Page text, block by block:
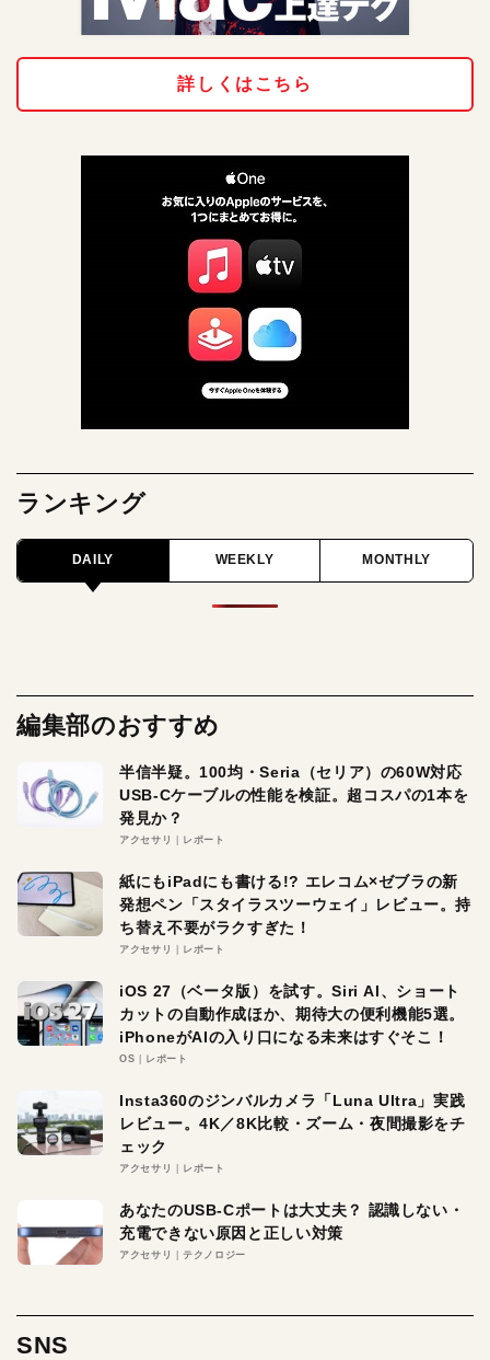
詳しくはこちら
ランキング
DAILY WEEKLY MONTHLY
編集部のおすすめ
半信半疑。100均・Seria（セリア）の60W対応
USB-Cケーブルの性能を検証。超コスパの1本を
発見か？
アクセサリ レポート
紙にもiPadにも書ける!? エレコム×ゼブラの新
発想ペン「スタイラスツーウェイ」レビュー。持
ち替え不要がラクすぎた！
アクセサリ レポート
iOS 27（ベータ版）を試す。Siri AI、ショート
カットの自動作成ほか、期待大の便利機能5選。
iPhoneがAIの入り口になる未来はすぐそこ！
OS レポート
Insta360のジンバルカメラ「Luna Ultra」実践
レビュー。4K／8K比較・ズーム・夜間撮影をチ
ェック
アクセサリ レポート
あなたのUSB-Cポートは大丈夫？ 認識しない・
充電できない原因と正しい対策
アクセサリ テクノロジー
SNS